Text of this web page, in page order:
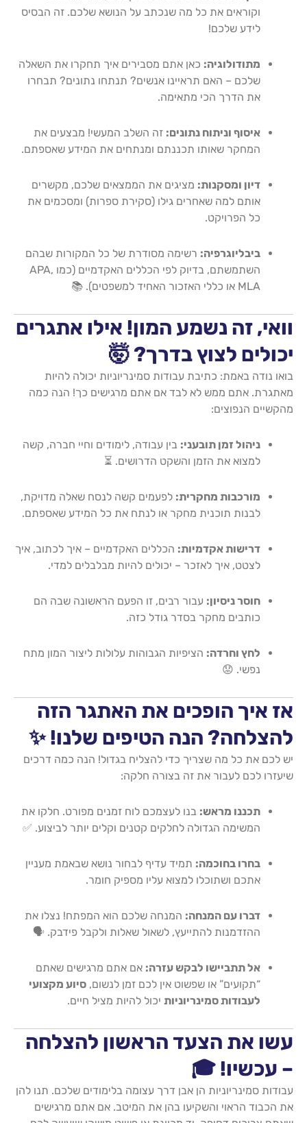
וקוראים את כל מה שנכתב על הנושא שלכם. זה הבסיס
לידע שלכם!
מתודולוגיה: כאן אתם מסבירים איך תחקרו את השאלה
שלכם – האם תראיינו אנשים? תנתחו נתונים? תבחרו
את הדרך הכי מתאימה.
איסוף וניתוח נתונים: זה השלב המעשי! מבצעים את
המחקר שאותו תכננתם ומנתחים את המידע שאספתם.
דיון ומסקנות: מציגים את הממצאים שלכם, מקשרים
אותם למה שאחרים גילו (סקירת ספרות) ומסכמים את
כל הפרויקט.
ביבליוגרפיה: רשימה מסודרת של כל המקורות שבהם
השתמשתם, בדיוק לפי הכללים האקדמיים (כמו APA,
MLA או כללי האזכור האחיד למשפטים). 📚
וואי, זה נשמע המון! אילו אתגרים
יכולים לצוץ בדרך? 🤯
בואו נודה באמת: כתיבת עבודות סמינריוניות יכולה להיות
מאתגרת. אתם ממש לא לבד אם אתם מרגישים כך! הנה כמה
מהקשיים הנפוצים:
ניהול זמן תובעני: בין עבודה, לימודים וחיי חברה, קשה
למצוא את הזמן והשקט הדרושים. ⏳
מורכבות מחקרית: לפעמים קשה לנסח שאלה מדויקת,
לבנות תוכנית מחקר או לנתח את כל המידע שאספתם.
דרישות אקדמיות: הכללים האקדמיים – איך לכתוב, איך
לצטט, איך לאזכר – יכולים להיות מבלבלים למדי.
חוסר ניסיון: עבור רבים, זו הפעם הראשונה שבה הם
כותבים מחקר בסדר גודל כזה.
לחץ וחרדה: הציפיות הגבוהות עלולות ליצור המון מתח
נפשי. 😟
אז איך הופכים את האתגר הזה
להצלחה? הנה הטיפים שלנו! ✨
יש לכם את כל מה שצריך כדי להצליח בגדול! הנה כמה דרכים
שיעזרו לכם לעבור את זה בצורה חלקה:
תכננו מראש: בנו לעצמכם לוח זמנים מפורט. חלקו את
המשימה הגדולה לחלקים קטנים וקלים יותר לביצוע. ✅
בחרו בחוכמה: תמיד עדיף לבחור נושא שבאמת מעניין
אתכם ושתוכלו למצוא עליו מספיק חומר.
דברו עם המנחה: המנחה שלכם הוא המפתח! נצלו את
ההזדמנות להתייעץ, לשאול שאלות ולקבל פידבק. 🗣️
אל תתביישו לבקש עזרה: אם אתם מרגישים שאתם
“תקועים” או שפשוט אין לכם זמן לנשום, סיוע מקצועי
לעבודות סמינריוניות יכול להיות מציל חיים.
עשו את הצעד הראשון להצלחה
– עכשיו! 🎓
עבודות סמינריוניות הן אבן דרך עצומה בלימודים שלכם. תנו להן
את הכבוד הראוי והשקיעו בהן את המיטב. אם אתם מרגישים